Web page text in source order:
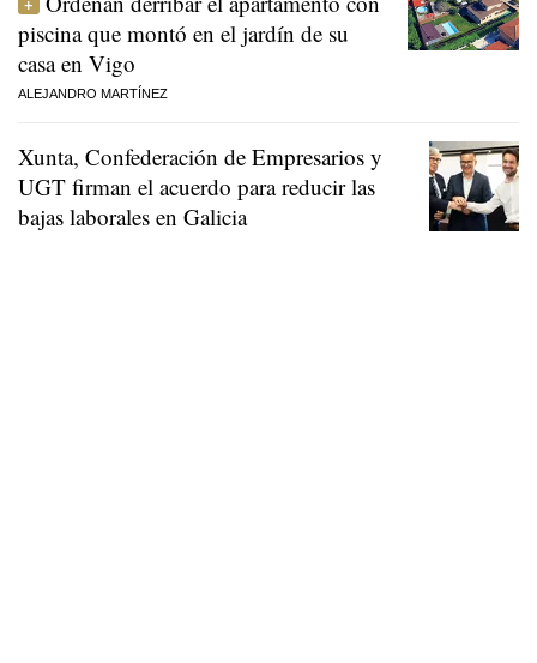
piscina que montó en el jardín de su
casa en Vigo
ALEJANDRO MARTÍNEZ
Xunta, Confederación de Empresarios y
UGT firman el acuerdo para reducir las
bajas laborales en Galicia